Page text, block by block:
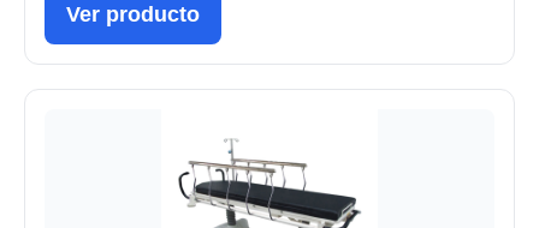
Ver producto